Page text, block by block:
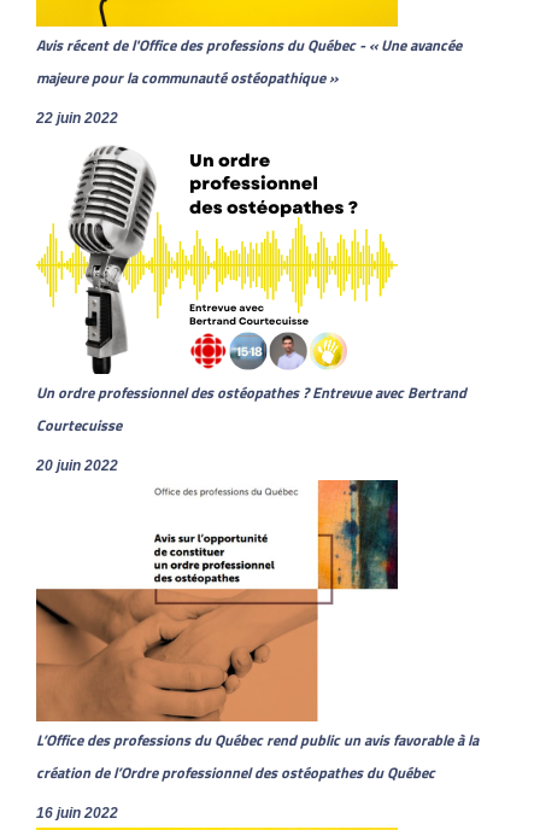
Avis récent de l'Office des professions du Québec - « Une avancée
majeure pour la communauté ostéopathique »
22 juin 2022
Un ordre professionnel des ostéopathes ? Entrevue avec Bertrand
Courtecuisse
20 juin 2022
L’Office des professions du Québec rend public un avis favorable à la
création de l’Ordre professionnel des ostéopathes du Québec
16 juin 2022